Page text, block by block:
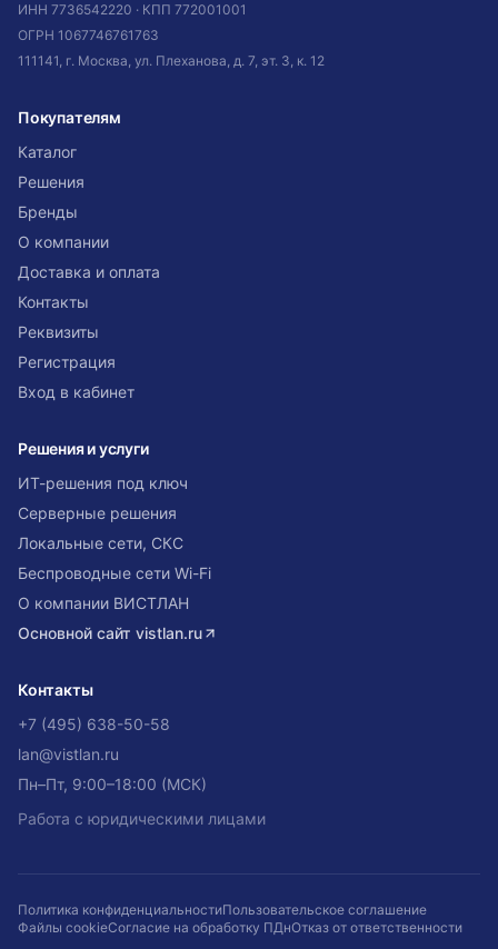
ИНН 7736542220 · КПП 772001001
ОГРН 1067746761763
111141, г. Москва, ул. Плеханова, д. 7, эт. 3, к. 12
Покупателям
Каталог
Решения
Бренды
О компании
Доставка и оплата
Контакты
Реквизиты
Регистрация
Вход в кабинет
Решения и услуги
ИТ-решения под ключ
Серверные решения
Локальные сети, СКС
Беспроводные сети Wi-Fi
О компании ВИСТЛАН
Основной сайт vistlan.ru
Контакты
+7 (495) 638-50-58
lan@vistlan.ru
Пн–Пт, 9:00–18:00 (МСК)
Работа с юридическими лицами
Политика конфиденциальностиПользовательское соглашение
Файлы cookieСогласие на обработку ПДнОтказ от ответственности